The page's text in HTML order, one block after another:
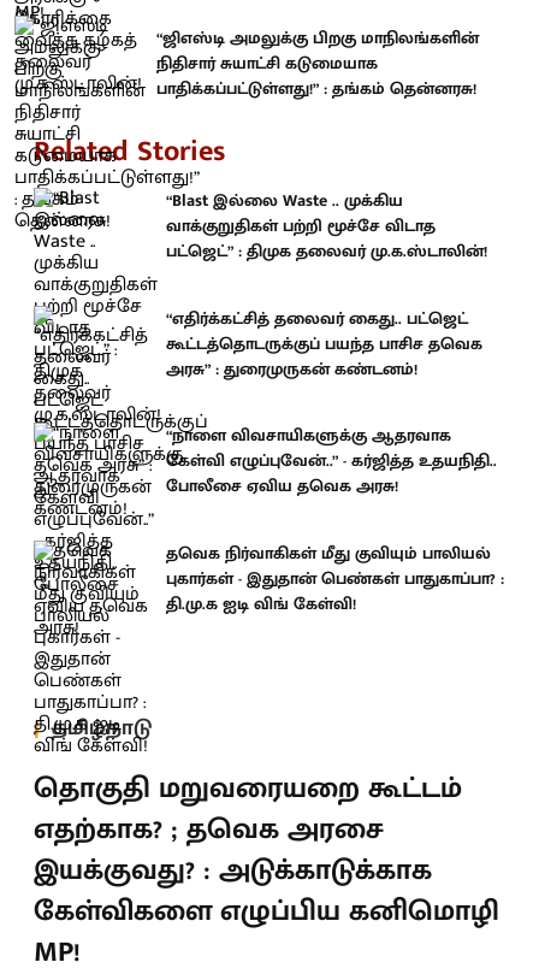
“ஜிஎஸ்டி அமலுக்கு பிறகு மாநிலங்களின்
நிதிசார் சுயாட்சி கடுமையாக
பாதிக்கப்பட்டுள்ளது!” : தங்கம் தென்னரசு!
Related Stories
“Blast இல்லை Waste .. முக்கிய
வாக்குறுதிகள் பற்றி மூச்சே விடாத
பட்ஜெட்” : திமுக தலைவர் மு.க.ஸ்டாலின்!
“எதிர்க்கட்சித் தலைவர் கைது.. பட்ஜெட்
கூட்டத்தொடருக்குப் பயந்த பாசிச தவெக
அரசு” : துரைமுருகன் கண்டனம்!
“நாளை விவசாயிகளுக்கு ஆதரவாக
கேள்வி எழுப்புவேன்..” - கர்ஜித்த உதயநிதி..
போலீசை ஏவிய தவெக அரசு!
தவெக நிர்வாகிகள் மீது குவியும் பாலியல்
புகார்கள் - இதுதான் பெண்கள் பாதுகாப்பா? :
தி.மு.க ஐடி விங் கேள்வி!
தமிழ்நாடு
தொகுதி மறுவரையறை கூட்டம்
எதற்காக? ; தவெக அரசை
இயக்குவது? : அடுக்காடுக்காக
கேள்விகளை எழுப்பிய கனிமொழி
MP!